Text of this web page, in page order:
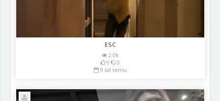
ESC
2.0k
0
0
9 lat temu